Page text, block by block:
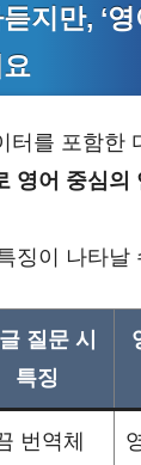
지만, ‘
터를 포함한
영어 중심의
징이 나타날
질문 시
특징
번역체